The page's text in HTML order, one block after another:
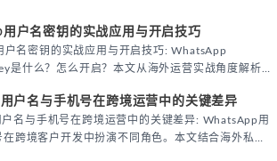
户名密钥的实战应用与开启技巧
户名密钥的实战应用与开启技巧: WhatsApp
是什么？怎么开启？本文从海外运营实战角度解析
达目标客户。
户名与手机号在跨境运营中的关键差异
名与手机号在跨境运营中的关键差异: WhatsApp用
在跨境客户开发中扮演不同角色。本文结合海外私域